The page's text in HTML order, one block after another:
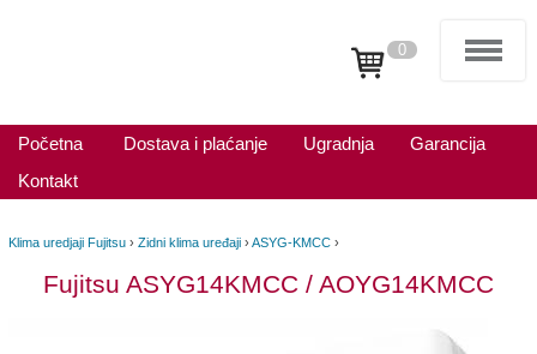
0
Početna Dostava i plaćanje Ugradnja
Garancija
Kontakt
Klima uredjaji Fujitsu › Zidni klima uređaji ›ASYG-KMCC ›
Fujitsu ASYG14KMCC / AOYG14KMCC